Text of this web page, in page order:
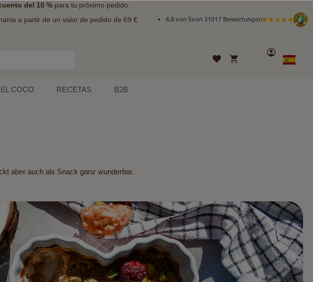
del 10 %para tu próximo pedido.
a partir de un valor de pedido de 69 € 4.8 von 5von 31017 Bewertungen
Lista
Mi cesta
Cuenta
Lenguaje
Spanish
COCO RECETAS B2B
aber auch als Snack ganz wunderbar.